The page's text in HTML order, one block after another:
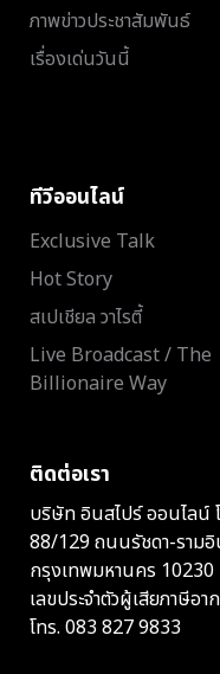
ภาพข่าวประชาสัมพันธ์
เรื่องเด่นวันนี้
ทีวีออนไลน์
Exclusive Talk
Hot Story
สเปเชียล วาไรตี้
Live Broadcast / The
Billionaire Way
ติดต่อเรา
บริษัท อินสไปร์ ออนไลน์
88/129 ถนนรัชดา-รามอิ
กรุงเทพมหานคร 10230
เลขประจำตัวผู้เสียภาษีอ
โทร. 083 827 9833